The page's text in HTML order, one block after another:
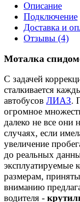
Описание
Подключение
Доставка и
Отзывы (4)
Моталка
С задачей
сталкивается
автобусов ЛИАЗ.
огромное
далеко не все они
случаях, если
увеличение
до реальных
эксплуатируемые
размерам,
вниманию
водителя -